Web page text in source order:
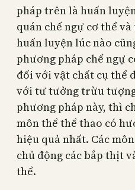
pháp trên là huấn
quán chế ngự cơ thể
huấn luyện lúc nào
phương pháp chế ngự
đối với vật chất cụ thể
với tư tưởng trừu
phương pháp này, thì
môn thể thể thao có
hiệu quả nhất. Các
chủ động các bắp thịt
thể.